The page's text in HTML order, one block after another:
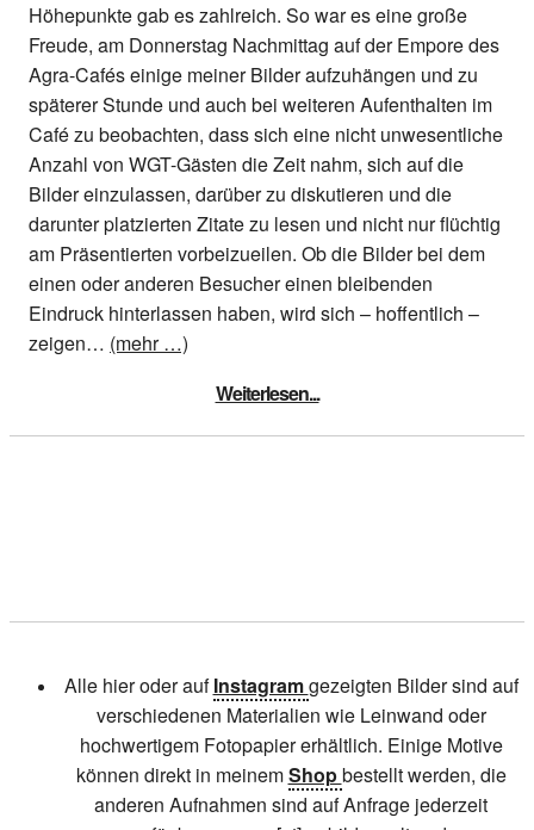
Höhepunkte gab es zahlreich. So war es eine große
Freude, am Donnerstag Nachmittag auf der Empore des
Agra-Cafés einige meiner Bilder aufzuhängen und zu
späterer Stunde und auch bei weiteren Aufenthalten im
Café zu beobachten, dass sich eine nicht unwesentliche
Anzahl von WGT-Gästen die Zeit nahm, sich auf die
Bilder einzulassen, darüber zu diskutieren und die
darunter platzierten Zitate zu lesen und nicht nur flüchtig
am Präsentierten vorbeizueilen. Ob die Bilder bei dem
einen oder anderen Besucher einen bleibenden
Eindruck hinterlassen haben, wird sich – hoffentlich –
zeigen… (mehr …)
Weiterlesen...
Alle hier oder aufInstagramgezeigten Bilder sind auf
verschiedenen Materialien wie Leinwand oder
hochwertigem Fotopapier erhältlich. Einige Motive
können direkt in meinemShopbestellt werden, die
anderen Aufnahmen sind auf Anfrage jederzeit